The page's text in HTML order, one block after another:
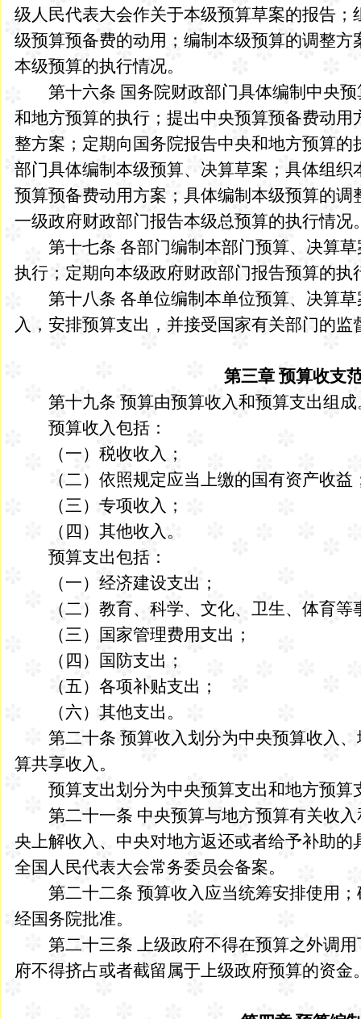
级人民代表大会作关于本级预算草案的报告
级预算预备费的动用；编制本级预算的调整
本级预算的执行情况。
第十六条 国务院财政部门具体编制中央预
和地方预算的执行；提出中央预算预备费动
整方案；定期向国务院报告中央和地方预算
部门具体编制本级预算、决算草案；具体组
预算预备费动用方案；具体编制本级预算的
一级政府财政部门报告本级总预算的执行情况
第十七条 各部门编制本部门预算、决算草
执行；定期向本级政府财政部门报告预算的执
第十八条 各单位编制本单位预算、决算草
入，安排预算支出，并接受国家有关部门的监
第三章 预算收支
第十九条 预算由预算收入和预算支出组成
预算收入包括：
（一）税收收入；
（二）依照规定应当上缴的国有资产收益
（三）专项收入；
（四）其他收入。
预算支出包括：
（一）经济建设支出；
（二）教育、科学、文化、卫生、体育等
（三）国家管理费用支出；
（四）国防支出；
（五）各项补贴支出；
（六）其他支出。
第二十条 预算收入划分为中央预算收入、
算共享收入。
预算支出划分为中央预算支出和地方预算
第二十一条 中央预算与地方预算有关收入
央上解收入、中央对地方返还或者给予补助
全国人民代表大会常务委员会备案。
第二十二条 预算收入应当统筹安排使用；
经国务院批准。
第二十三条 上级政府不得在预算之外调用
府不得挤占或者截留属于上级政府预算的资金